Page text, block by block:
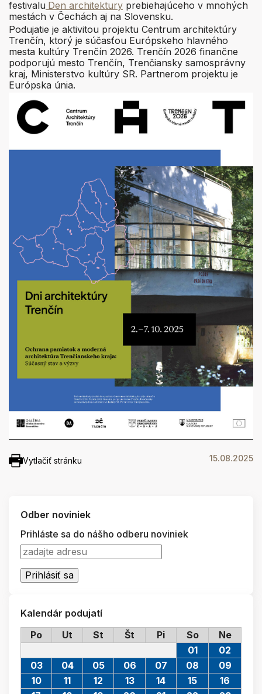
festivalu Den architektury prebiehajúceho v mnohých
mestách v Čechách aj na Slovensku.
Podujatie je aktivitou projektu Centrum architektúry
Trenčín, ktorý je súčasťou Európskeho hlavného
mesta kultúry Trenčín 2026. Trenčín 2026 finančne
podporujú mesto Trenčín, Trenčiansky samosprávny
kraj, Ministerstvo kultúry SR. Partnerom projektu je
Európska únia.
Vytlačiť stránku 15.08.2025
Odber noviniek
Prihláste sa do nášho odberu noviniek
Kalendár podujatí
Po
Ut St Št Pi So
Ne
01
02
03
04 05 06 07 08
09
10
11 12 13 14 15
16